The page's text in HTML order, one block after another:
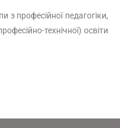
з професійної педагогіки,
технічної) освіти